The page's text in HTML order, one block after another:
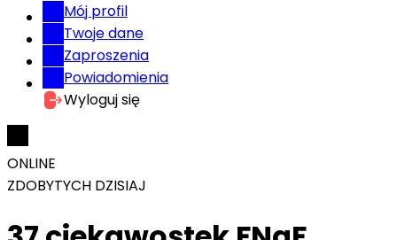
Mój profil
Twoje dane
Zaproszenia
Powiadomienia
Wyloguj się
ONLINE
ZDOBYTYCH DZISIAJ